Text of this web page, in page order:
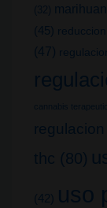
(32)
(45)
(47)
cannabis
thc (80)
(42) uso